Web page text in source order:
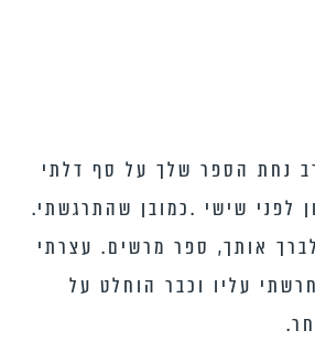
נחת הספר שלך על סף דלתי
לפני שישי .כמובן שהתרגשתי.
אותך, ספר מרשים. עצרתי
עליו וכבר הוחלט על